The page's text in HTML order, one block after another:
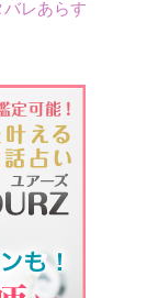
バレあらす